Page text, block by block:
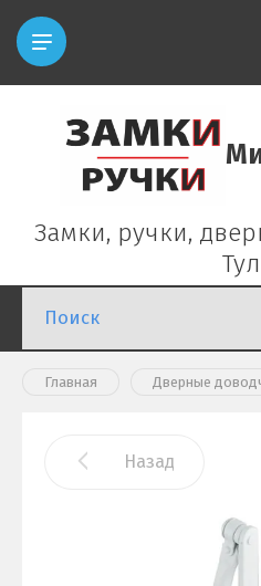
Замки, ручки,
Главная Дверные
Назад